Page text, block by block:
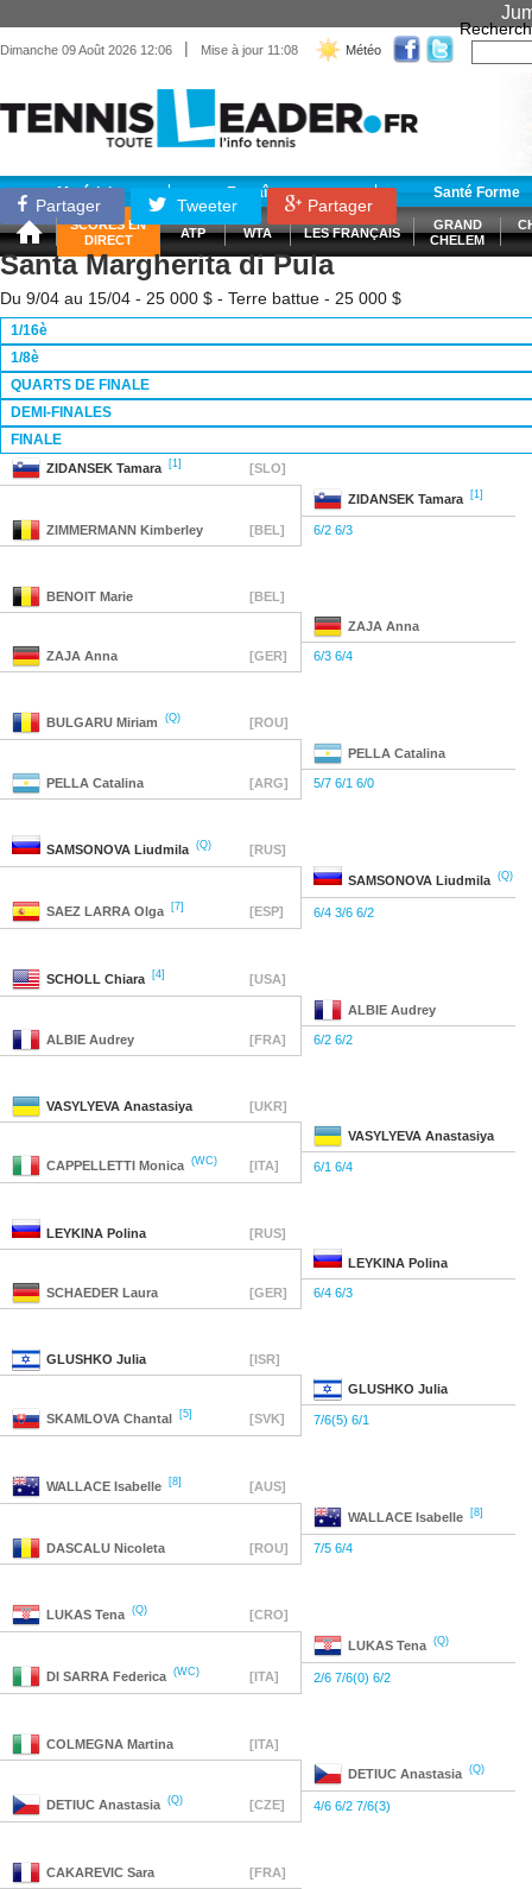
Dimanche 09 Août 2026 12:06 | Mise à jour 11:08 Météo
Matériel Entraînement Santé Forme
SCORES EN
DIRECT
ATP WTA LES FRANÇAIS
GRAND
CHELEM
Partager Tweeter Partager
Santa Margherita di Pula
Du 9/04 au 15/04 - 25 000 $ - Terre battue - 25 000 $
1/16è
1/8è
QUARTS DE FINALE
DEMI-FINALES
FINALE
ZIDANSEK Tamara [1] [SLO]
ZIDANSEK Tamara [1]
ZIMMERMANN Kimberley [BEL] 6/2 6/3
BENOIT Marie [BEL]
ZAJA Anna
ZAJA Anna [GER] 6/3 6/4
BULGARU Miriam (Q) [ROU]
PELLA Catalina
PELLA Catalina [ARG] 5/7 6/1 6/0
SAMSONOVA Liudmila (Q) [RUS]
SAMSONOVA Liudmila (Q)
SAEZ LARRA Olga [7] [ESP] 6/4 3/6 6/2
SCHOLL Chiara [4] [USA]
ALBIE Audrey
ALBIE Audrey [FRA] 6/2 6/2
VASYLYEVA Anastasiya [UKR]
VASYLYEVA Anastasiya
CAPPELLETTI Monica (WC) [ITA] 6/1 6/4
LEYKINA Polina [RUS]
LEYKINA Polina
SCHAEDER Laura [GER] 6/4 6/3
GLUSHKO Julia [ISR]
GLUSHKO Julia
SKAMLOVA Chantal [5] [SVK] 7/6(5) 6/1
WALLACE Isabelle [8] [AUS]
WALLACE Isabelle [8]
DASCALU Nicoleta [ROU] 7/5 6/4
LUKAS Tena (Q) [CRO]
LUKAS Tena (Q)
DI SARRA Federica (WC) [ITA] 2/6 7/6(0) 6/2
COLMEGNA Martina [ITA]
DETIUC Anastasia (Q)
DETIUC Anastasia (Q) [CZE] 4/6 6/2 7/6(3)
CAKAREVIC Sara [FRA]